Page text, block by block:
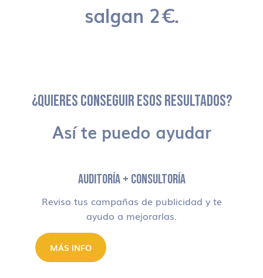
salgan 2€.
¿QUIERES CONSEGUIR ESOS RESULTADOS?
Así te puedo ayudar
AUDITORÍA + CONSULTORÍA
Reviso tus campañas de publicidad y te
ayudo a mejorarlas.
MÁS INFO